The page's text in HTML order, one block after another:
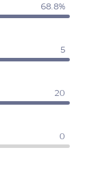
68.8%
5
20
0